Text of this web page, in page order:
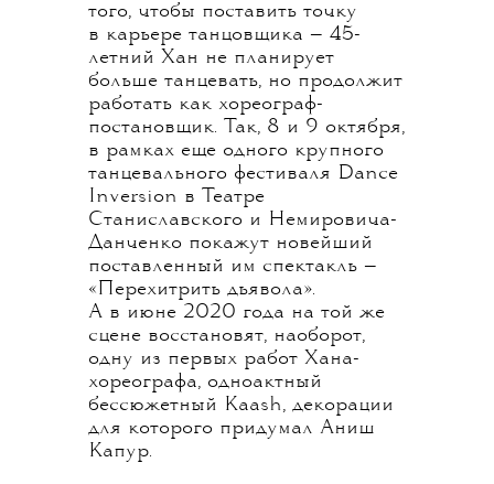
того, чтобы поставить точку
в карьере танцовщика — 45-
летний Хан не планирует
больше танцевать, но продолжит
работать как хореограф-
постановщик. Так, 8 и 9 октября,
в рамках еще одного крупного
танцевального фестиваля Dance
Inversion в Театре
Станиславского и Немировича-
Данченко покажут новейший
поставленный им спектакль —
«Перехитрить дьявола».
А в июне 2020 года на той же
сцене восстановят, наоборот,
одну из первых работ Хана-
хореографа, одноактный
бессюжетный Kaash, декорации
для которого придумал Аниш
Капур.